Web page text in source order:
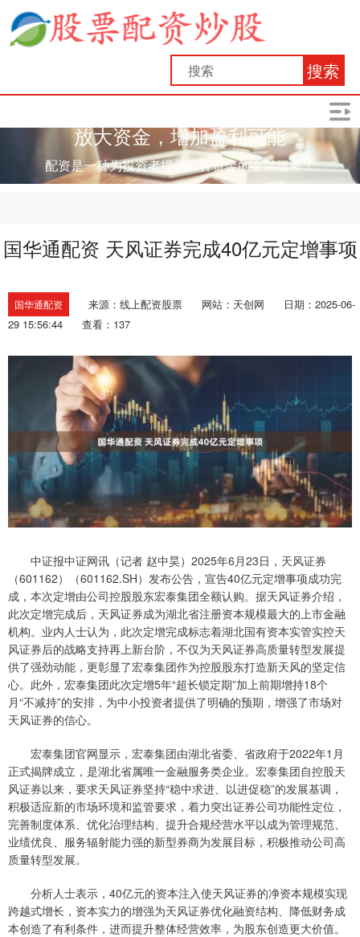
搜索
放大资金，增加盈利可能
配资是一种为投资者提供杠杆资金的金融服务！
国华通配资 天风证券完成40亿元定增事项
国华通配资 来源：线上配资股票 网站：天创网
日期：2025-06-
29 15:56:44
查看：137
中证报中证网讯（记者 赵中昊）2025年6月23日，天风证券
（601162）（601162.SH）发布公告，宣告40亿元定增事项成功完
成，本次定增由公司控股股东宏泰集团全额认购。据天风证券介绍，
此次定增完成后，天风证券成为湖北省注册资本规模最大的上市金融
机构。业内人士认为，此次定增完成标志着湖北国有资本实管实控天
风证券后的战略支持再上新台阶，不仅为天风证券高质量转型发展提
供了强劲动能，更彰显了宏泰集团作为控股股东打造新天风的坚定信
心。此外，宏泰集团此次定增5年“超长锁定期”加上前期增持18个
月“不减持”的安排，为中小投资者提供了明确的预期，增强了市场对
天风证券的信心。
宏泰集团官网显示，宏泰集团由湖北省委、省政府于2022年1月
正式揭牌成立，是湖北省属唯一金融服务类企业。宏泰集团自控股天
风证券以来，要求天风证券坚持“稳中求进、以进促稳”的发展基调，
积极适应新的市场环境和监管要求，着力突出证券公司功能性定位，
完善制度体系、优化治理结构、提升合规经营水平以成为管理规范、
业绩优良、服务辐射能力强的新型券商为发展目标，积极推动公司高
质量转型发展。
分析人士表示，40亿元的资本注入使天风证券的净资本规模实现
跨越式增长，资本实力的增强为天风证券优化融资结构、降低财务成
本创造了有利条件，进而提升整体经营效率，为股东创造更大价值。